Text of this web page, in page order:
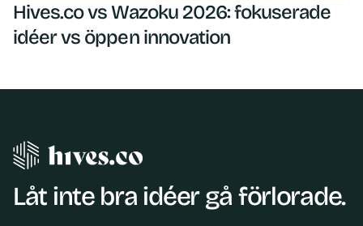
Hives.co vs Wazoku 2026: fokuserade
idéer vs öppen innovation
Låt inte bra idéer gå förlorade.